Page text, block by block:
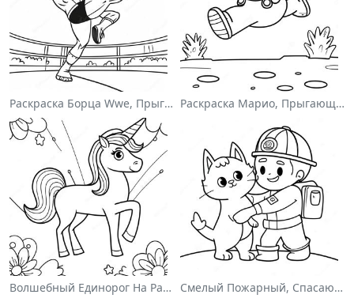
Раскраска Борца Wwe, Прыгающего На Соперника Раскраска Марио, Прыгающего Через Гумбасов
Волшебный Единорог На Раскраске С Радугой Смелый Пожарный, Спасающий Кота Раскраска